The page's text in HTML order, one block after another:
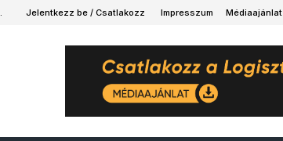
Jelentkezz be / Csatlakozz Impresszum Médiaajánlat